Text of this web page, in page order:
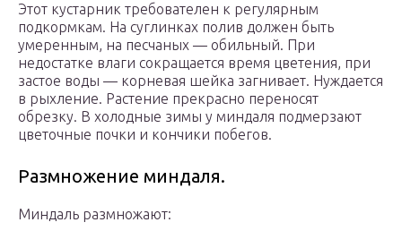
Этот кустарник требователен к регулярным
подкормкам. На суглинках полив должен быть
умеренным, на песчаных — обильный. При
недостатке влаги сокращается время цветения, при
застое воды — корневая шейка загнивает. Нуждается
в рыхление. Растение прекрасно переносят
обрезку. В холодные зимы у миндаля подмерзают
цветочные почки и кончики побегов.
Размножение миндаля.
Миндаль размножают: